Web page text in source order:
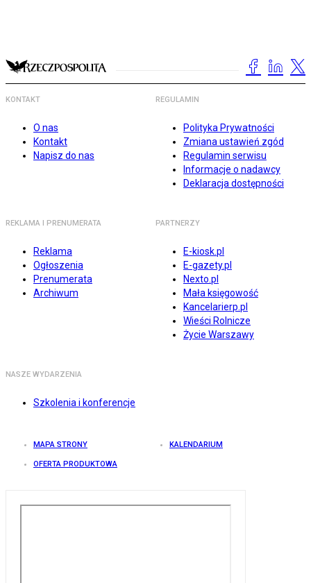
KONTAKT
O nas
Kontakt
Napisz do nas
REGULAMIN
Polityka Prywatności
Zmiana ustawień zgód
Regulamin serwisu
Informacje o nadawcy
Deklaracja dostępności
REKLAMA I PRENUMERATA
Reklama
Ogłoszenia
Prenumerata
Archiwum
PARTNERZY
E-kiosk.pl
E-gazety.pl
Nexto.pl
Mała księgowość
Kancelarierp.pl
Wieści Rolnicze
Życie Warszawy
NASZE WYDARZENIA
Szkolenia i konferencje
MAPA STRONY KALENDARIUM
OFERTA PRODUKTOWA